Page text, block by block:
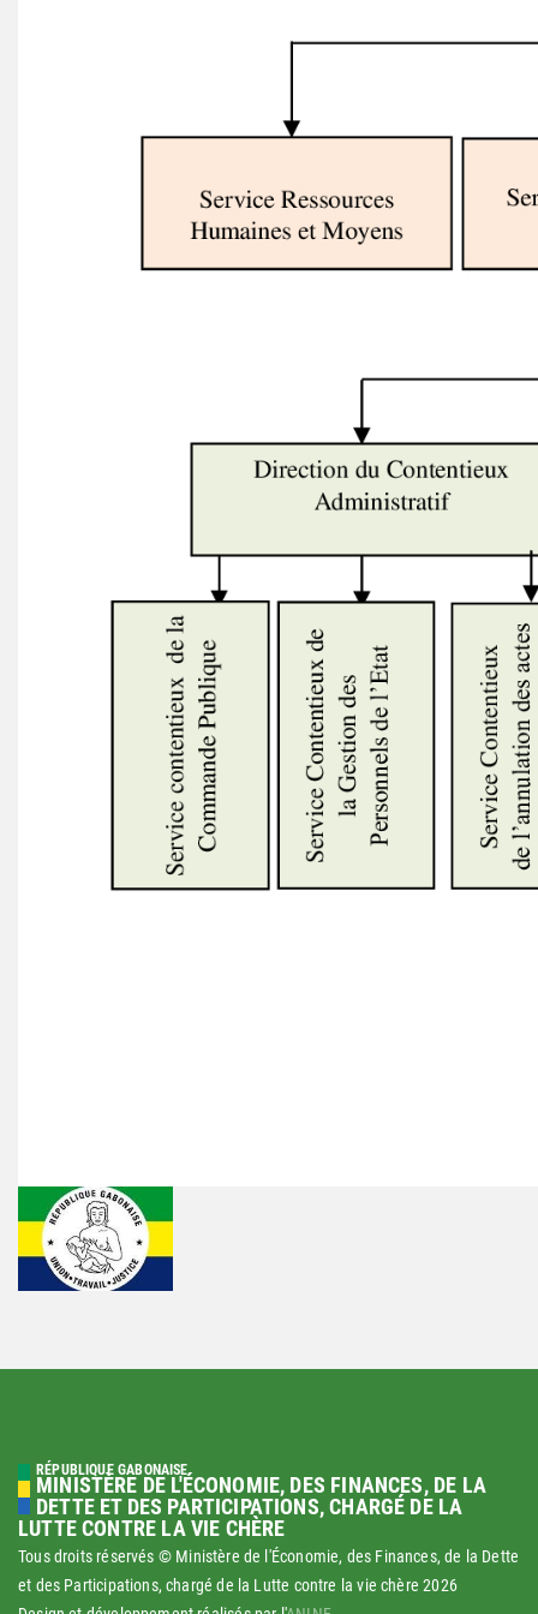
RÉPUBLIQUE GABONAISE
MINISTÈRE DE L'ÉCONOMIE, DES FINANCES, DE LA
DETTE ET DES PARTICIPATIONS, CHARGÉ DE LA
LUTTE CONTRE LA VIE CHÈRE
Tous droits réservés © Ministère de l'Économie, des Finances, de la Dette
et des Participations, chargé de la Lutte contre la vie chère2026